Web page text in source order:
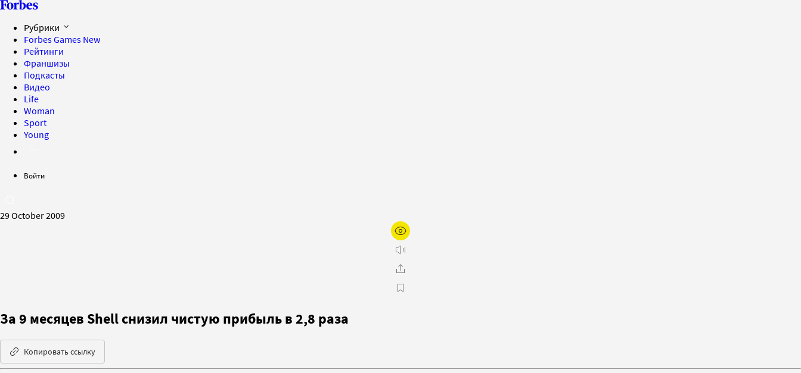
Рубрики
Forbes Games New
Рейтинги
Франшизы
Подкасты
Видео
Life
Woman
Sport
Young
Войти
29 October 2009
За 9 месяцев Shell снизил чистую прибыль в 2,8 раза
Копировать ссылку